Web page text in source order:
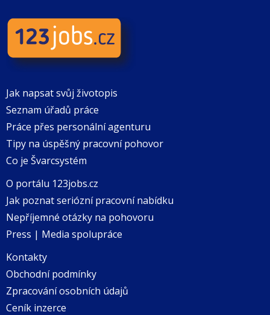
Jak napsat svůj životopis
Seznam úřadů práce
Práce přes personální agenturu
Tipy na úspěšný pracovní pohovor
Co je Švarcsystém
O portálu 123jobs.cz
Jak poznat seriózní pracovní nabídku
Nepříjemné otázky na pohovoru
Press | Media spolupráce
Kontakty
Obchodní podmínky
Zpracování osobních údajů
Ceník inzerce